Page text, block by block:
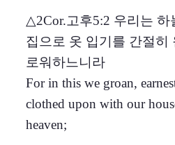
△2Cor.고후5:2 우리는 하
집으로 옷 입기를 간절히
로워하느니라
For in this we groan,
clothed upon with our
heaven;